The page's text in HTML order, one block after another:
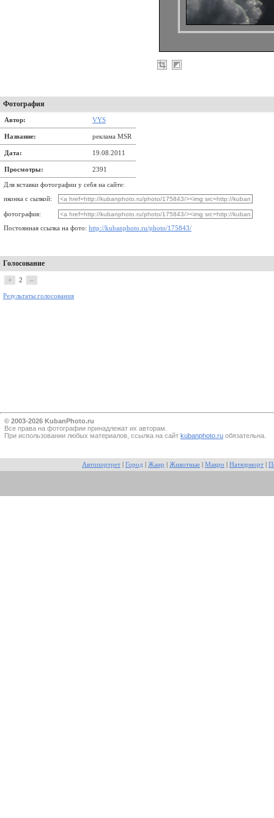
Фотография
Автор: VYS
Название: реклама MSR
Дата: 19.08.2011
Просмотры: 2391
Для вставки фотографии у себя на сайте:
иконка с сылкой:
фотография:
Постоянная ссылка на фото: http://kubanphoto.ru/photo/175843/
Голосование
+ 2 –
Результаты голосования
© 2003-2026 KubanPhoto.ru
Все прaва на фотографии принадлежат их авторам.
При использовании любых материалов, ссылка на сайт kubanphoto.ru обязательна.
Автопортрет Город Жанр Животные Макро Натюрморт